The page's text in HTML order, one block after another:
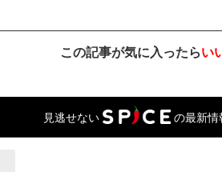
この記事が気に入ったらい
見逃せない の最新情